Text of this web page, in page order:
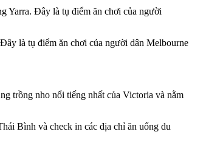
là tụ điểm ăn chơi của người dân Melbourne
trồng nho nổi tiếng nhất của Victoria và nằm